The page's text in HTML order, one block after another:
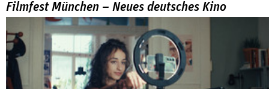
Filmfest München – Neues deutsches Kino